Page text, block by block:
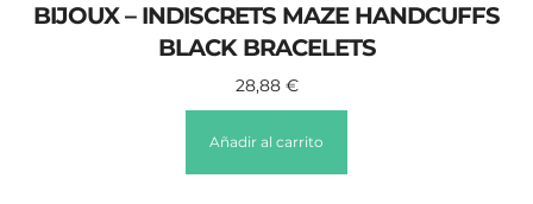
BIJOUX – INDISCRETS MAZE HANDCUFFS
BLACK BRACELETS
28,88 €
Añadir al carrito